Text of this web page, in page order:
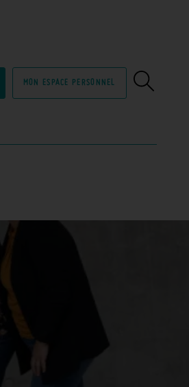
MON ESPACE PERSONNEL